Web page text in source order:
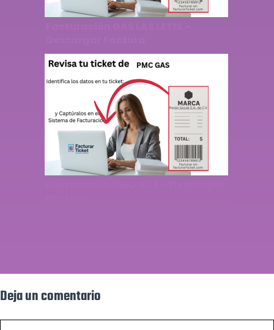
Deja un comentario